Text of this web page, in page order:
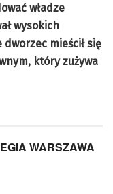
władze
wysokich
mieścił się
który zużywa
WARSZAWA